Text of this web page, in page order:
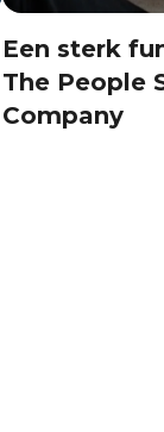
Een sterk
The People
Company